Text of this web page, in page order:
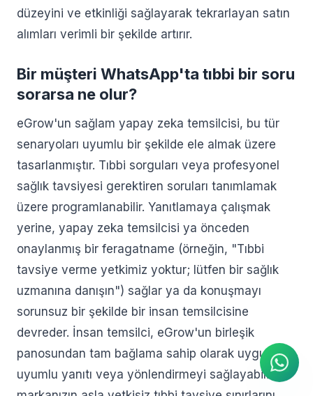
düzeyini ve etkinliği sağlayarak tekrarlayan satın
alımları verimli bir şekilde artırır.
Bir müşteri WhatsApp'ta tıbbi bir soru
sorarsa ne olur?
eGrow'un sağlam yapay zeka temsilcisi, bu tür
senaryoları uyumlu bir şekilde ele almak üzere
tasarlanmıştır. Tıbbi sorguları veya profesyonel
sağlık tavsiyesi gerektiren soruları tanımlamak
üzere programlanabilir. Yanıtlamaya çalışmak
yerine, yapay zeka temsilcisi ya önceden
onaylanmış bir feragatname (örneğin, "Tıbbi
tavsiye verme yetkimiz yoktur; lütfen bir sağlık
uzmanına danışın") sağlar ya da konuşmayı
sorunsuz bir şekilde bir insan temsilcisine
devreder. İnsan temsilci, eGrow'un birleşik
panosundan tam bağlama sahip olarak uygun
uyumlu yanıtı veya yönlendirmeyi sağlayabilir ve
AI Ajanı
WhatsApp üzerinden anında
yanıtlar